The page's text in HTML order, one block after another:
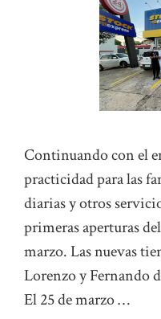
Continuando con el
practicidad para las
diarias y otros
primeras aperturas
marzo. Las nuevas
Lorenzo y Fernando
El 25 de marzo …